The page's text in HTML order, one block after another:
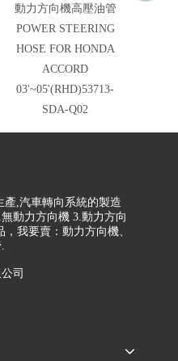
動力方向機高壓油管
POWER STEERING
HOSE FOR HONDA
ACCORD
03'~05'(RHD)53713-
SDA-Q02
產,汽車轉向系統的製造
動力方向機 3.動力方向
我要賣：動力方向機、
司